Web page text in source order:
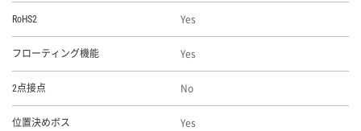
RoHS2 Yes
フローティング機能 Yes
2点接点 No
位置決めボス Yes